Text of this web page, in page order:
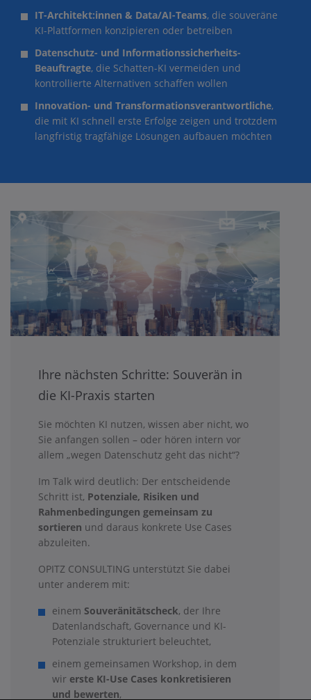
IT-Architekt:innen & Data/AI-Teams, die souveräne
KI-Plattformen konzipieren oder betreiben
Datenschutz- und Informationssicherheits-
Beauftragte, die Schatten-KI vermeiden und
kontrollierte Alternativen schaffen wollen
Innovation- und Transformationsverantwortliche,
die mit KI schnell erste Erfolge zeigen und trotzdem
langfristig tragfähige Lösungen aufbauen möchten
Ihre nächsten Schritte: Souverän in
die KI-Praxis starten
Sie möchten KI nutzen, wissen aber nicht, wo
Sie anfangen sollen – oder hören intern vor
allem „wegen Datenschutz geht das nicht“?
Im Talk wird deutlich: Der entscheidende
Schritt ist, Potenziale, Risiken und
Rahmenbedingungen gemeinsam zu
sortieren und daraus konkrete Use Cases
abzuleiten.
OPITZ CONSULTING unterstützt Sie dabei
unter anderem mit:
einem Souveränitätscheck, der Ihre
Datenlandschaft, Governance und KI-
Potenziale strukturiert beleuchtet,
einem gemeinsamen Workshop, in dem
wir erste KI-Use Cases konkretisieren
und bewerten,